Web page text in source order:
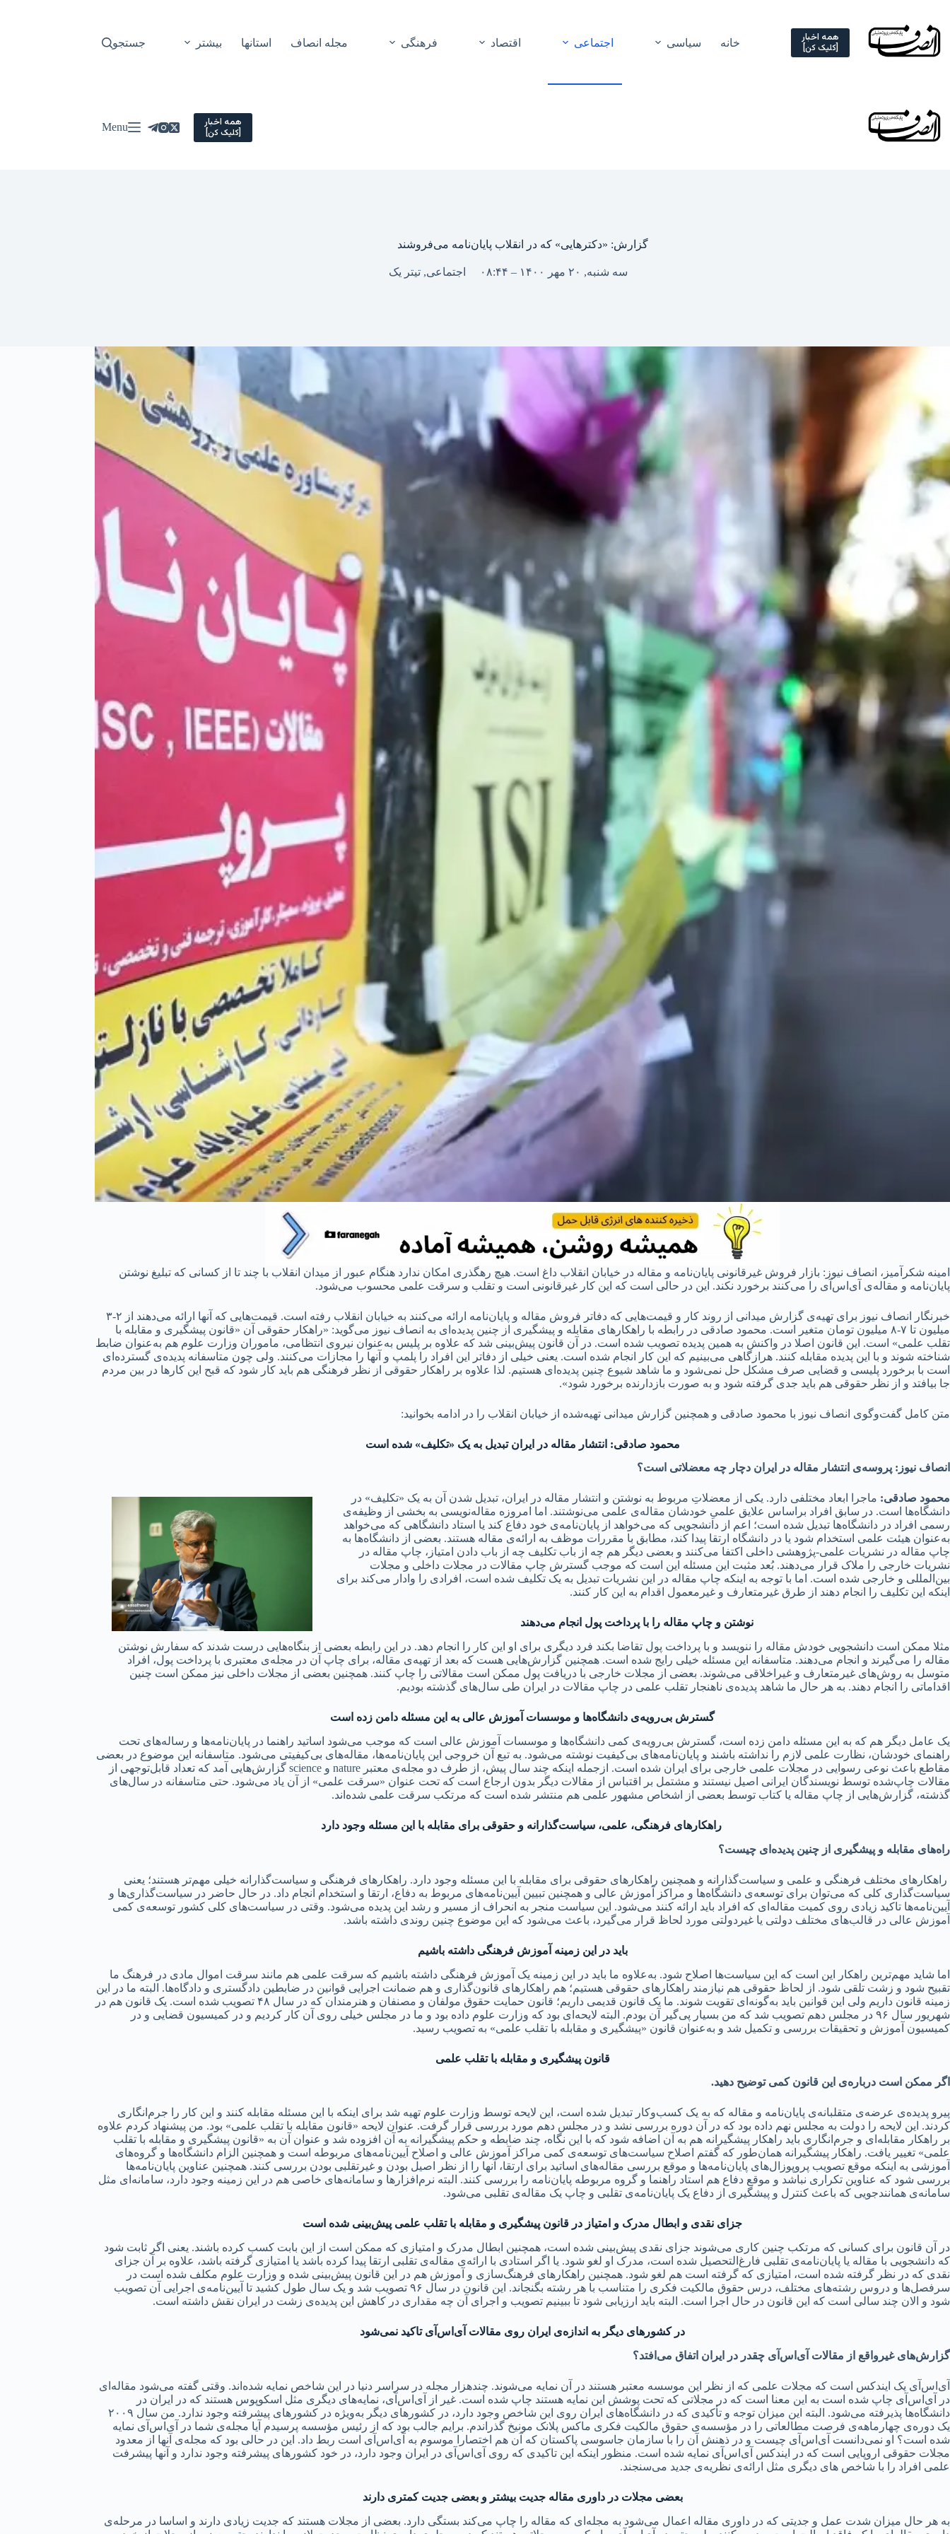
content
همه اخبار
[کلیک کن] خانه سیاسی اجتماعی اقتصاد فرهنگی مجله انصاف استانها بیشتر جستجو
همه اخبار
[کلیک کن] Menu
گزارش: «دکترهایی» که در انقلاب پایان‌نامه‌ می‌فروشند
سه شنبه, ۲۰ مهر ۱۴۰۰ – ۰۸:۴۴ اجتماعی, تیتر یک
امینه شکرآمیز، انصاف نیوز: بازار فروش غیرقانونی پایان‌نامه و مقاله در خیابان انقلاب داغ است. هیچ رهگذری امکان ندارد هنگام عبور از میدان انقلاب با چند تا از کسانی که تبلیغ نوشتن
پایان‌نامه و مقاله‌ی آی‌اس‌آی را می‌کنند برخورد نکند. این در حالی است که این کار غیرقانونی است و تقلب و سرقت علمی محسوب می‌شود.
خبرنگار انصاف نیوز برای تهیه‌ی گزارش میدانی از روند کار و قیمت‌هایی که دفاتر فروش مقاله و پایان‌نامه ارائه می‌کنند به خیابان انقلاب رفته است. قیمت‌هایی که آنها ارائه می‌دهند از ۲-۳
میلیون تا ۷-۸ میلیون تومان متغیر است. محمود صادقی در رابطه با راهکارهای مقابله و پیشگیری از چنین پدیده‌ای به انصاف نیوز می‌گوید: «راهکار حقوقی آن «قانون پیشگیری و مقابله با
تقلب علمی» است. این قانون اصلا در واکنش به همین پدیده تصویب شده است. در آن قانون پیش‌بینی شد که علاوه بر پلیس به‌عنوان نیروی انتظامی، ماموران وزارت علوم هم به‌عنوان ضابط
شناخته شوند و با این پدیده مقابله کنند. هرازگاهی می‌بینیم که این کار انجام شده است. یعنی خیلی از دفاتر این افراد را پلمپ و آنها را مجازات می‌کنند. ولی چون متاسفانه پدیده‌ی گسترده‌ای
است با برخورد پلیسی و قضایی صرف مشکل حل نمی‌شود و ما شاهد شیوع چنین پدیده‌ای هستیم. لذا علاوه بر راهکار حقوقی از نظر فرهنگی هم باید کار شود که قبح این کارها در بین مردم
جا بیافتد و از نظر حقوقی هم باید جدی گرفته شود و به صورت بازدارنده برخورد شود».
متن کامل گفت‌وگوی انصاف نیوز با محمود صادقی و همچنین گزارش میدانی تهیه‌شده از خیابان انقلاب را در ادامه بخوانید:
محمود صادقی: انتشار مقاله در ایران تبدیل به یک «تکلیف» شده است
انصاف نیوز: پروسه‌ی انتشار مقاله در ایران دچار چه معضلاتی است؟
محمود صادقی: ماجرا ابعاد مختلفی دارد. یکی از معضلاتِ مربوط به نوشتن و انتشار مقاله در ایران، تبدیل شدن آن به یک «تکلیف» در
دانشگاه‌ها است. در سابق افراد براساس علایق علمیِ خودشان مقاله‌ی علمی می‌نوشتند. اما امروزه مقاله‌نویسی به بخشی از وظیفه‌ی
رسمی افراد در دانشگاه‌ها تبدیل شده است؛ اعم از دانشجویی که می‌خواهد از پایان‌نامه‌ی خود دفاع کند یا استاد دانشگاهی که می‌خواهد
به‌عنوان هیئت علمی استخدام شود یا در دانشگاه ارتقا پیدا کند، مطابق با مقررات موظف به ارائه‌ی مقاله هستند. بعضی از دانشگاه‌ها به
چاپ مقاله در نشریات علمی-پژوهشی داخلی اکتفا می‌کنند و بعضی دیگر هم چه از باب تکلیف چه از باب دادن امتیاز، چاپ مقاله در
نشریات خارجی را ملاک قرار می‌دهند. بُعد مثبت این مسئله این است که موجب گسترش چاپ مقالات در مجلات داخلی و مجلات
بین‌المللی و خارجی شده است. اما با توجه به اینکه چاپ مقاله در این نشریات تبدیل به یک تکلیف شده است، افرادی را وادار می‌کند برای
اینکه این تکلیف را انجام دهند از طرق غیرمتعارف و غیرمعمول اقدام به این کار کنند.
نوشتن و چاپ مقاله را با پرداخت پول انجام می‌دهند
مثلا ممکن است دانشجویی خودش مقاله را ننویسد و با پرداخت پول تقاضا بکند فرد دیگری برای او این کار را انجام دهد. در این رابطه بعضی از بنگاه‌هایی درست شدند که سفارش نوشتن
مقاله را می‌گیرند و انجام می‌دهند. متاسفانه این مسئله خیلی رایج شده است. همچنین گزارش‌هایی هست که بعد از تهیه‌ی مقاله، برای چاپ آن در مجله‌ی معتبری با پرداخت پول، افراد
متوسل به روش‌های غیرمتعارف و غیراخلاقی می‌شوند. بعضی از مجلات خارجی با دریافت پول ممکن است مقالاتی را چاپ کنند. همچنین بعضی از مجلات داخلی نیز ممکن است چنین
اقداماتی را انجام دهند. به هر حال ما شاهد پدیده‌ی ناهنجار تقلب علمی در چاپ مقالات در ایران طی سال‌های گذشته بودیم.
گسترش بی‌رویه‌ی دانشگاه‌ها و موسسات آموزش عالی به این مسئله دامن زده است
یک عامل دیگر هم که به این مسئله دامن زده است،‌ گسترش بی‌رویه‌ی کمی دانشگاه‌ها و موسسات آموزش عالی است که موجب می‌شود اساتید راهنما در پایان‌نامه‌ها و رساله‌های تحت
راهنمای خودشان،‌ نظارت علمی لازم را نداشته باشند و پایان‌نامه‌های بی‌کیفیت نوشته می‌شود. به تبع آن خروجی این پایان‌نامه‌ها، مقاله‌های بی‌کیفیتی می‌شود. متاسفانه این موضوع در بعضی
مقاطع باعث نوعی رسوایی در مجلات علمی خارجی برای ایران شده است. ازجمله اینکه چند سال پیش، از طرف دو مجله‌ی معتبر nature و science گزارش‌هایی آمد که تعداد قابل‌توجهی از
مقالات چاپ‌شده توسط نویسندگان ایرانی اصیل نیستند و مشتمل بر اقتباس از مقالات دیگر بدون ارجاع است که تحت عنوان «سرقت علمی» از آن یاد می‌شود. حتی متاسفانه در سال‌های
گذشته، گزارش‌هایی از چاپ مقاله یا کتاب توسط بعضی از اشخاص مشهور علمی هم منتشر شده است که مرتکب سرقت علمی شده‌اند.
راهکارهای فرهنگی، علمی، سیاست‌گذارانه و حقوقی برای مقابله با این مسئله وجود دارد
راه‌های مقابله و پیشگیری از چنین پدیده‌ای چیست؟
راهکارهای مختلف فرهنگی و علمی و سیاست‌گذارانه و همچنین راهکارهای حقوقی برای مقابله با این مسئله وجود دارد. راهکارهای فرهنگی و سیاست‌گذارانه خیلی مهم‌تر هستند؛‌ یعنی
سیاست‌گذاری کلی که می‌توان برای توسعه‌ی دانشگاه‌ها و مراکز آموزش عالی و همچنین تبیین آیین‌نامه‌های مربوط به دفاع، ارتقا و استخدام انجام داد. در حال حاضر در سیاست‌گذاری‌ها و
آیین‌نامه‌ها تاکید زیادی روی کمیت مقاله‌ای که افراد باید ارائه کنند می‌شود. این سیاست منجر به انحراف از مسیر و رشد این پدیده می‌شود. وقتی در سیاست‌های کلی کشور توسعه‌ی کمی
آموزش عالی در قالب‌های مختلف دولتی یا غیردولتی مورد لحاظ قرار می‌گیرد، باعث می‌شود که این موضوع چنین روندی داشته باشد.
باید در این زمینه آموزش فرهنگی داشته باشیم
اما شاید مهم‌ترین راهکار این است که این سیاست‌ها اصلاح شود. به‌علاوه ما باید در این زمینه یک آموزش فرهنگی داشته باشیم که سرقت علمی هم مانند سرقت اموال مادی در فرهنگ ما
تقبیح شود و زشت تلقی شود. از لحاظ حقوقی هم نیازمند راهکارهای حقوقی هستیم؛‌ هم راهکارهای قانون‌گذاری و هم ضمانت اجرایی قوانین در ضابطین دادگستری و دادگاه‌ها. البته ما در این
زمینه قانون داریم ولی این قوانین باید به‌گونه‌ای تقویت شوند. ما یک قانون قدیمی داریم؛ قانون حمایت حقوق مولفان و مصنفان و هنرمندان که در سال ۴۸ تصویب شده است. یک قانون هم در
شهریور سال ۹۶ در مجلس دهم تصویب شد که من بسیار پی‌گیر آن بودم. البته لایحه‌ای بود که وزارت علوم داده بود و ما در مجلس خیلی روی آن کار کردیم و در کمیسیون قضایی و در
کمیسیون آموزش و تحقیقات بررسی و تکمیل شد و به‌عنوان قانون «پیشگیری و مقابله با تقلب علمی» به تصویب رسید.
قانون پیشگیری و مقابله با تقلب علمی
اگر ممکن است درباره‌ی این قانون کمی توضیح دهید.
پیرو پدیده‌ی عرضه‌ی متقلبانه‌ی پایان‌نامه و مقاله که به یک کسب‌وکار تبدیل شده است،‌ این لایحه توسط وزارت علوم تهیه شد برای اینکه با این مسئله مقابله کنند و این کار را جرم‌انگاری
کردند. این لایحه را دولت به مجلس نهم داده بود که در آن دوره بررسی نشد و در مجلس دهم مورد بررسی قرار گرفت. عنوان لایحه «قانون مقابله با تقلب علمی» بود. من پیشنهاد کردم علاوه
بر راهکار مقابله‌ای و جرم‌انگاری باید راهکار پیشگیرانه هم به آن اضافه شود که با این نگاه، چند ضابطه و حکم پیشگیرانه به آن افزوده شد و عنوان آن به «قانون پیشگیری و مقابله با تقلب
علمی» تغییر یافت. راهکار پیشگیرانه همان‌طور که گفتم اصلاح سیاست‌های توسعه‌ی کمی مراکز آموزش عالی و اصلاح آیین‌نامه‌های مربوطه است و همچنین الزام دانشگاه‌ها و گروه‌های
آموزشی به اینکه موقع تصویب پروپوزال‌های پایان‌نامه‌ها و موقع بررسی مقاله‌های اساتید برای ارتقا، آنها را از نظر اصیل بودن و غیرتقلبی بودن بررسی کنند. همچنین عناوین پایان‌نامه‌ها
بررسی شود که عناوین تکراری نباشد و موقع دفاع هم استاد راهنما و گروه مربوطه پایان‌‌نامه را بررسی کنند. البته نرم‌افزارها و سامانه‌های خاصی هم در این زمینه وجود دارد، سامانه‌ای مثل
سامانه‌ی همانندجویی که باعث کنترل و پیشگیری از دفاع یک پایان‌نامه‌ی تقلبی و چاپ یک مقاله‌ی تقلبی می‌شود.
جزای نقدی و ابطال مدرک و امتیاز در قانون پیشگیری و مقابله با تقلب علمی پیش‌بینی شده است
در آن قانون برای کسانی که مرتکب چنین کاری می‌شوند جزای نقدی پیش‌بینی شده است،‌ همچنین ابطال مدرک و امتیازی که ممکن است از این بابت کسب کرده باشند. یعنی اگر ثابت شود
که دانشجویی با مقاله یا پایان‌نامه‌ی تقلبی فارغ‌التحصیل شده است، مدرک او لغو شود. یا اگر استادی با ارائه‌ی مقاله‌ی تقلبی ارتقا پیدا کرده باشد یا امتیازی گرفته باشد، علاوه بر آن جزای
نقدی که در نظر گرفته شده است، امتیازی که گرفته است هم لغو شود. همچنین راهکارهای فرهنگ‌سازی و آموزش هم در این قانون پیش‌بینی شده و وزارت علوم مکلف شده است در
سرفصل‌ها و دروس رشته‌های مختلف، درس حقوق مالکیت فکری را متناسب با هر رشته بگنجاند. این قانون در سال ۹۶ تصویب شد و یک سال طول کشید تا آیین‌نامه‌ی اجرایی آن تصویب
شود و الان چند سالی است که این قانون در حال اجرا است. البته باید ارزیابی شود تا ببینیم تصویب و اجرای آن چه مقداری در کاهش این پدیده‌ی زشت در ایران نقش داشته است.
در کشورهای دیگر به اندازه‌ی ایران روی مقالات آی‌اس‌آی تاکید نمی‌شود
گزارش‌های غیرواقع از مقالات آی‌اس‌آی چقدر در ایران اتفاق می‌افتد؟
آی‌اس‌آی یک ایندکس است که مجلات علمی که از نظر این موسسه معتبر هستند در آن نمایه می‌شوند. چندهزار مجله در سراسر دنیا در این شاخص نمایه شده‌اند. وقتی گفته می‌شود مقاله‌ای
در آی‌اس‌آی چاپ شده است به این معنا است که در مجلاتی که تحت پوشش این نمایه هستند چاپ شده است. غیر از آی‌اس‌آی،‌ نمایه‌های دیگری مثل اسکوپوس هستند که در ایران در
دانشگاه‌ها پذیرفته می‌شود. البته این میزان توجه و تأکیدی که در دانشگاه‌های ایران روی این شاخص وجود دارد، در کشورهای دیگر به‌ویژه در کشورهای پیشرفته وجود ندارد. من سال ۲۰۰۹
یک دوره‌ی چهارماهه‌ی فرصت مطالعاتی را در مؤسسه‌ی حقوق مالکیت فکری ماکس پلانک مونیخ گذراندم. برایم جالب بود که از رئیس مؤسسه پرسیدم آیا مجله‌ی شما در آی‌اس‌آی نمایه
شده است؟ او نمی‌دانست آی‌اس‌آی چیست و در ذهنش آن را با سازمان جاسوسی پاکستان که آن هم اختصارا موسوم به آی‌اس‌آی است ربط داد. این در حالی بود که مجله‌ی آنها از معدود
مجلات حقوقی اروپایی است که در ایندکس آی‌اس‌آی نمایه شده است. منظور اینکه این تاکیدی که روی آی‌اس‌آی در ایران وجود دارد، در خود کشورهای پیشرفته وجود ندارد و آنها پیشرفت
علمی افراد را با شاخص های دیگری مثل ارائه‌ی نظریه‌ی جدید می‌سنجند.
بعضی مجلات در داوری مقاله جدیت بیشتر و بعضی جدیت کمتری دارند
به هر حال میزان شدت عمل و جدیتی که در داوری مقاله اعمال می‌شود به مجله‌ای که مقاله را چاپ می‌کند بستگی دارد. بعضی از مجلات هستند که جدیت زیادی دارند و اساسا در مرحله‌ی